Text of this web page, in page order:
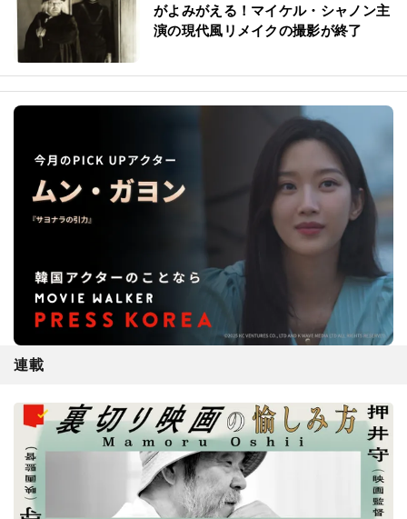
がよみがえる！マイケル・シャノン主
演の現代風リメイクの撮影が終了
連載